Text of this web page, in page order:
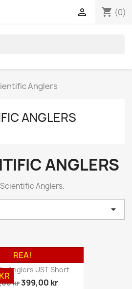
shopping_cart (0)

Anglers
ANGLERS
ANGLERS
Anglers.

Anglers UST Short
kr399,00 kr
REA!